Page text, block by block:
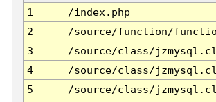
1
/index.php
2
/source/function/
3
/source/class/
4
/source/class/
5
/source/class/